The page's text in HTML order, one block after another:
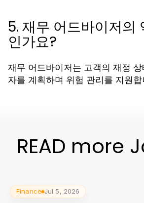
5. 재무 어드바이저의
인가요?
재무 어드바이저는 고객의 재정
자를 계획하며 위험 관리를 지원합
READ more
Finance Jul 5, 2026